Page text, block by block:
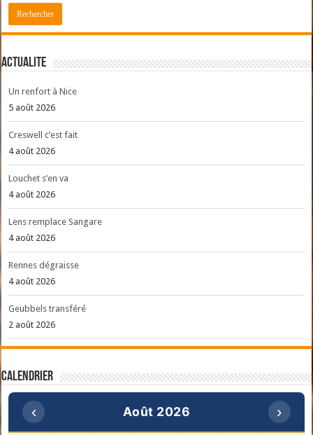
ACTUALITE
Un renfort à Nice
5 août 2026
Creswell c’est fait
4 août 2026
Louchet s’en va
4 août 2026
Lens remplace Sangare
4 août 2026
Rennes dégraisse
4 août 2026
Geubbels transféré
2 août 2026
Calendrier
‹ Août 2026 ›